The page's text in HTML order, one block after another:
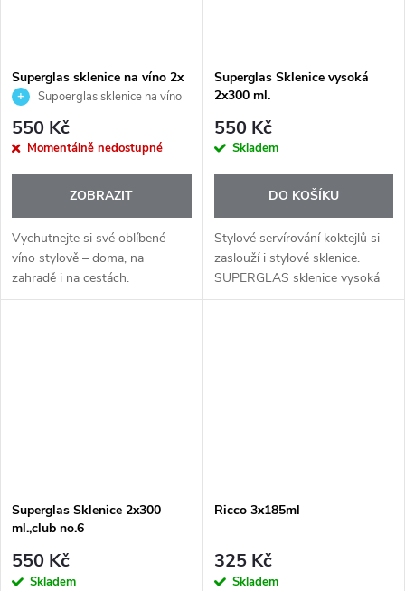
Superglas sklenice na víno 2x
100ml.Supoerglas sklenice na víno
2x100ml.
550 Kč
Momentálně nedostupné
ZOBRAZIT
Vychutnejte si své oblíbené
víno stylově – doma, na
zahradě i na cestách.
SUPERGLAS sklenice na víno
Superglas Sklenice vysoká
2x300 ml.
550 Kč
Skladem
DO KOŠÍKU
Stylové servírování koktejlů si
zaslouží i stylové sklenice.
SUPERGLAS sklenice vysoká
300 ml od značky Koziol jsou
Superglas Sklenice 2x300
ml.,club no.6
550 Kč
Skladem
Ricco 3x185ml
325 Kč
Skladem